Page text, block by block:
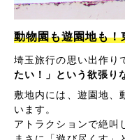
動物園も遊園地も！
埼玉旅行の思い出作り
たい！」という欲張り
敷地内には、遊園地、
います。
アトラクションで絶叫